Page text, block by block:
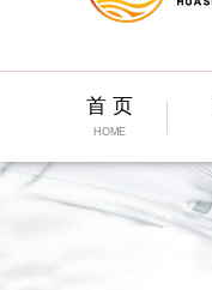
首 页
HOME